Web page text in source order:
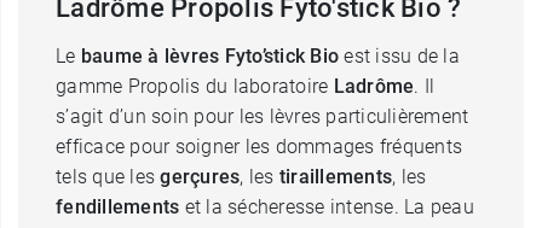
Ladrôme Propolis Fyto'stick Bio ?
Le baume à lèvres Fyto’stick Bio est issu de la
gamme Propolis du laboratoire Ladrôme. Il
s’agit d’un soin pour les lèvres particulièrement
efficace pour soigner les dommages fréquents
tels que lesgerçures, les tiraillements, les
fendillements et la sécheresse intense. La peau